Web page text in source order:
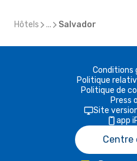
Hôtels ... Salvador
Conditions
Politique
Politique de
Press
Site
app
Centre